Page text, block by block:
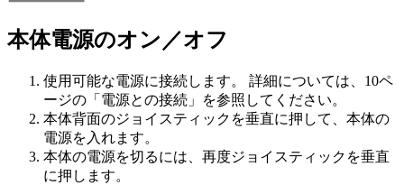
本体電源のオン／オフ
使用可能な電源に接続します。 詳細については、10ペ
ージの「電源との接続」を参照してください。
本体背面のジョイスティックを垂直に押して、本体の
電源を入れます。
本体の電源を切るには、再度ジョイスティックを垂直
に押します。